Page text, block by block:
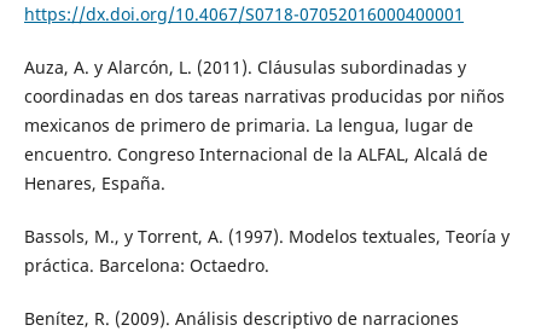
https://dx.doi.org/10.4067/S0718-07052016000400001
Auza, A. y Alarcón, L. (2011). Cláusulas subordinadas y
coordinadas en dos tareas narrativas producidas por niños
mexicanos de primero de primaria. La lengua, lugar de
encuentro. Congreso Internacional de la ALFAL, Alcalá de
Henares, España.
Bassols, M., y Torrent, A. (1997). Modelos textuales, Teoría y
práctica. Barcelona: Octaedro.
Benítez, R. (2009). Análisis descriptivo de narraciones